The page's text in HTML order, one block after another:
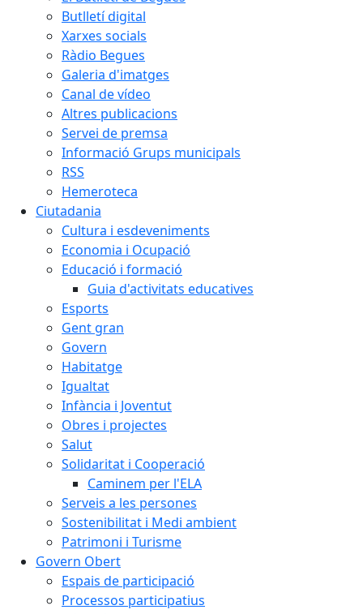
Butlletí digital
Xarxes socials
Ràdio Begues
Galeria d'imatges
Canal de vídeo
Altres publicacions
Servei de premsa
Informació Grups municipals
RSS
Hemeroteca
Ciutadania
Cultura i esdeveniments
Economia i Ocupació
Educació i formació
Guia d'activitats educatives
Esports
Gent gran
Govern
Habitatge
Igualtat
Infància i Joventut
Obres i projectes
Salut
Solidaritat i Cooperació
Caminem per l'ELA
Serveis a les persones
Sostenibilitat i Medi ambient
Patrimoni i Turisme
Govern Obert
Espais de participació
Processos participatius